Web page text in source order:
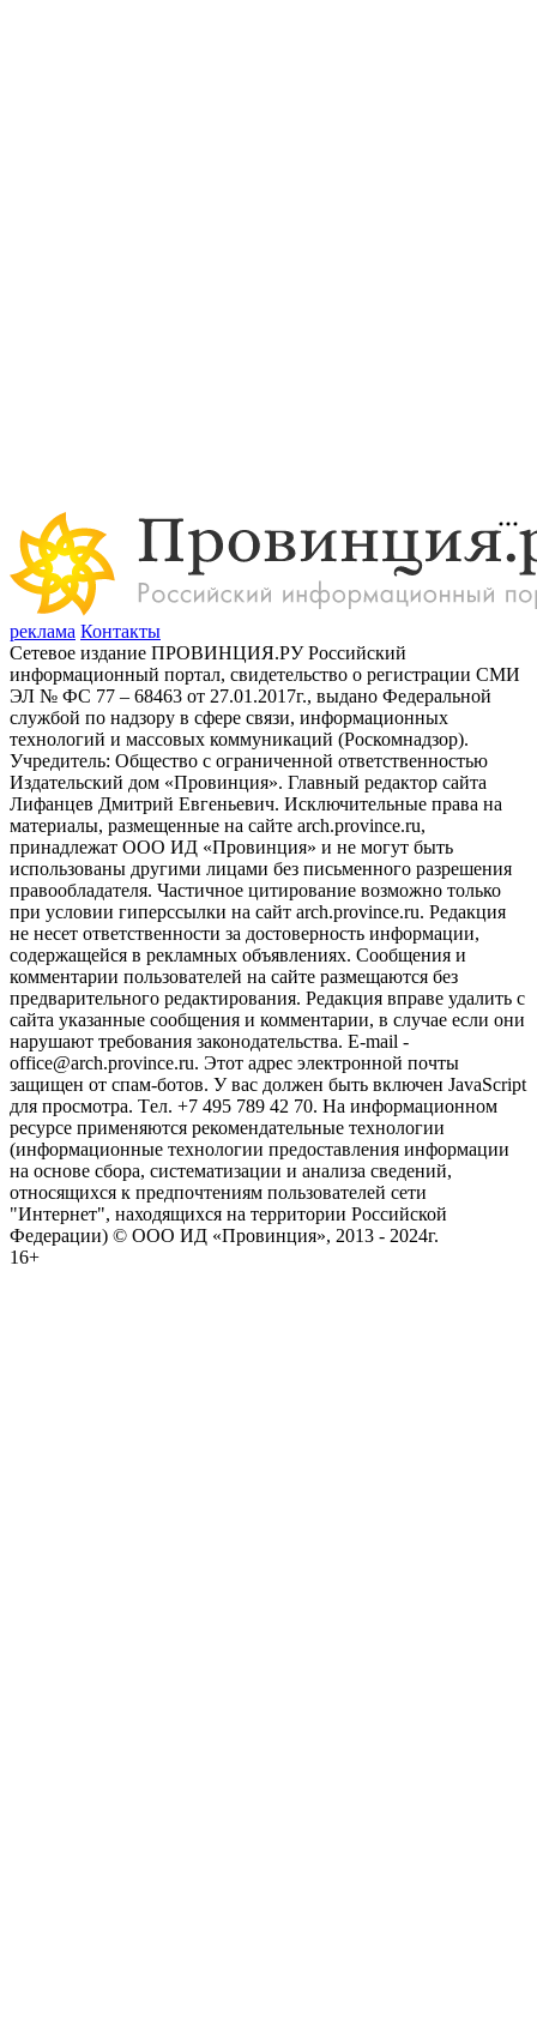
реклама Контакты
Сетевое издание ПРОВИНЦИЯ.РУ Российский
информационный портал, свидетельство о регистрации СМИ
ЭЛ № ФС 77 – 68463 от 27.01.2017г., выдано Федеральной
службой по надзору в сфере связи, информационных
технологий и массовых коммуникаций (Роскомнадзор).
Учредитель: Общество с ограниченной ответственностью
Издательский дом «Провинция». Главный редактор сайта
Лифанцев Дмитрий Евгеньевич. Исключительные права на
материалы, размещенные на сайте arch.province.ru,
принадлежат ООО ИД «Провинция» и не могут быть
использованы другими лицами без письменного разрешения
правообладателя. Частичное цитирование возможно только
при условии гиперссылки на сайт arch.province.ru. Редакция
не несет ответственности за достоверность информации,
содержащейся в рекламных объявлениях. Сообщения и
комментарии пользователей на сайте размещаются без
предварительного редактирования. Редакция вправе удалить с
сайта указанные сообщения и комментарии, в случае если они
нарушают требования законодательства. E-mail -
office@arch.province.ru. Этот адрес электронной почты
защищен от спам-ботов. У вас должен быть включен JavaScript
для просмотра. Tел. +7 495 789 42 70. На информационном
ресурсе применяются рекомендательные технологии
(информационные технологии предоставления информации
на основе сбора, систематизации и анализа сведений,
относящихся к предпочтениям пользователей сети
"Интернет", находящихся на территории Российской
Федерации) © ООО ИД «Провинция», 2013 - 2024г.
16+